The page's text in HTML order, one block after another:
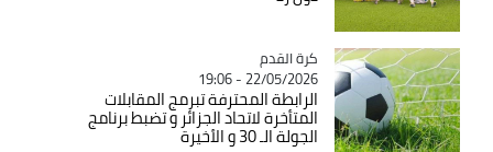
Catégorie
كرة القدم
22/05/2026 - 19:06
الرابطة المحترفة تبرمج المقابلات
المتأخرة لاتحاد الجزائر و تضبط برنامج
الجولة الـ 30 و الأخيرة